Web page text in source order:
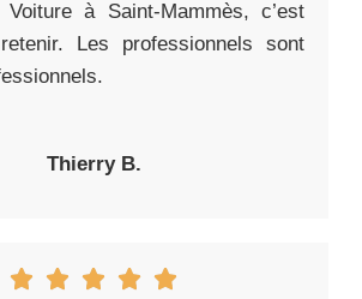
Voiture à Saint-Mammès, c’est
Les professionnels sont
Thierry B.